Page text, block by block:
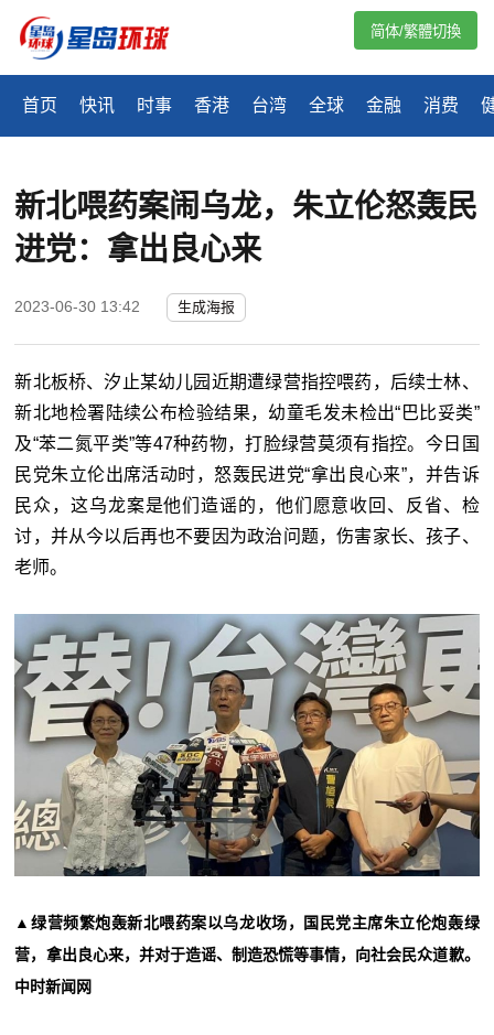
首页 快讯 时事 香港 台湾 全球 金融 消费
简体/繁體切換
​新北喂药案闹乌龙，朱立伦怒轰民
进党：拿出良心来
2023-06-30 13:42 生成海报
新北板桥、汐止某幼儿园近期遭绿营指控喂药，后续士林、
新北地检署陆续公布检验结果，幼童毛发未检出“巴比妥类”
及“苯二氮平类”等47种药物，打脸绿营莫须有指控。今日国
民党朱立伦出席活动时，怒轰民进党“拿出良心来”，并告诉
民众，这乌龙案是他们造谣的，他们愿意收回、反省、检
讨，并从今以后再也不要因为政治问题，伤害家长、孩子、
老师。
▲绿营频繁炮轰新北喂药案以乌龙收场，国民党主席朱立伦炮轰绿
营，拿出良心来，并对于造谣、制造恐慌等事情，向社会民众道歉。
中时新闻网